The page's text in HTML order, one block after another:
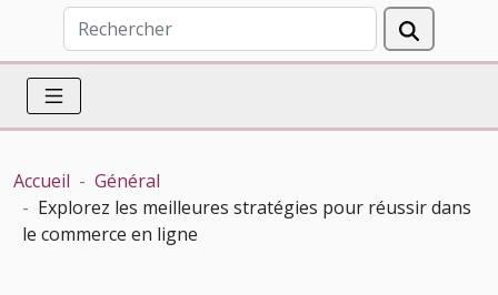
Accueil
Général
Explorez les meilleures stratégies pour réussir dans
le commerce en ligne